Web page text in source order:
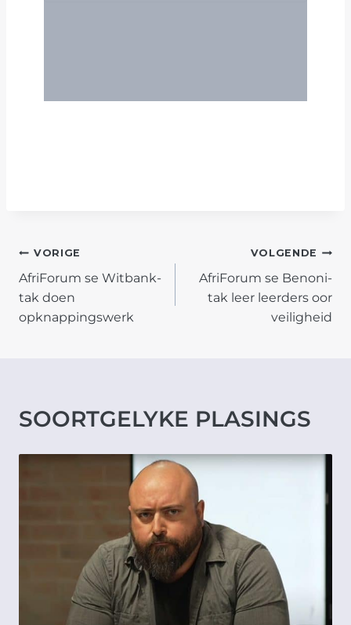
POST
NAVIGATION
VORIGE
AfriForum se Witbank-
tak doen
opknappingswerk
VOLGENDE
AfriForum se Benoni-
tak leer leerders oor
veiligheid
SOORTGELYKE PLASINGS